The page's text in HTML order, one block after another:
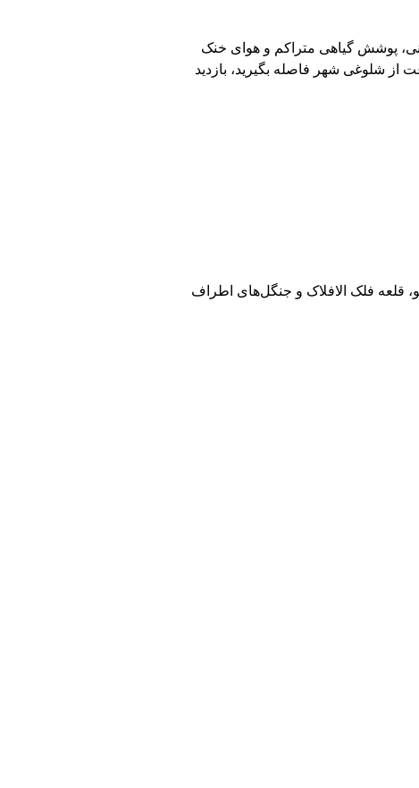
پوشش گیاهی متراکم و هوای خنک
شلوغی شهر فاصله بگیرید، بازدید
قلعه فلک‌ الافلاک و جنگل‌های اطراف